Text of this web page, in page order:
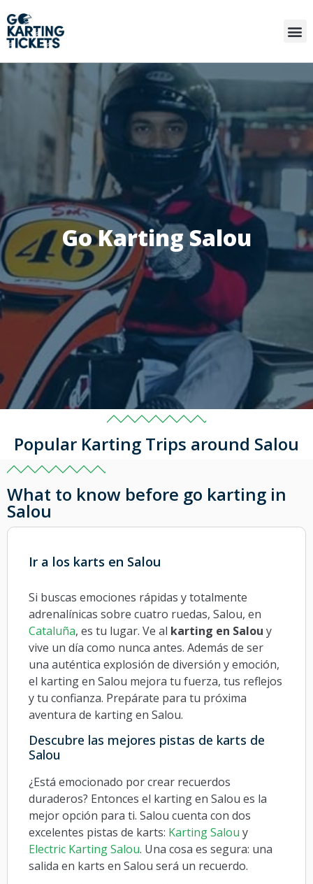
Go Karting Salou
Popular Karting Trips around Salou
What to know before go karting in
Salou
Ir a los karts en Salou
Si buscas emociones rápidas y totalmente
adrenalínicas sobre cuatro ruedas, Salou, en
Cataluña, es tu lugar. Ve al karting en Salou y
vive un día como nunca antes. Además de ser
una auténtica explosión de diversión y emoción,
el karting en Salou mejora tu fuerza, tus reflejos
y tu confianza. Prepárate para tu próxima
aventura de karting en Salou.
Descubre las mejores pistas de karts de
Salou
¿Está emocionado por crear recuerdos
duraderos? Entonces el karting en Salou es la
mejor opción para ti. Salou cuenta con dos
excelentes pistas de karts: Karting Salou y
Electric Karting Salou. Una cosa es segura: una
salida en karts en Salou será un recuerdo.